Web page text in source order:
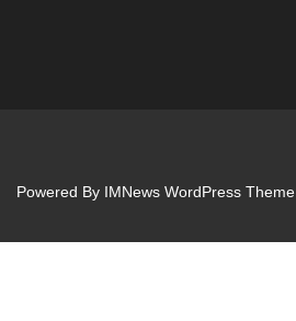
Powered By IMNews WordPress Theme